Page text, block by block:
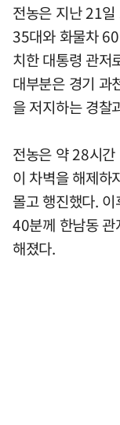
전농은 지난 21
35대와 화물차
치한 대통령 관저
대부분은 경기 과
을 저지하는 경찰
전농은 약 28시
이 차벽을 해제하
몰고 행진했다.
40분께 한남동 관
해졌다.